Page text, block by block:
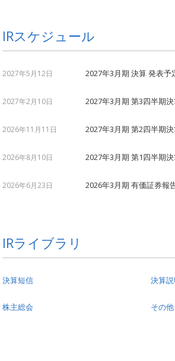
IRスケジュール
2027年5月12日 2027年3月期 決算 発表予
2027年2月10日 2027年3月期 第3四半期
2026年11月11日 2027年3月期 第2四半期
2026年8月10日 2027年3月期 第1四半期
2026年6月23日 2026年3月期 有価証券報
IRライブラリ
決算短信 決算
株主総会 その他